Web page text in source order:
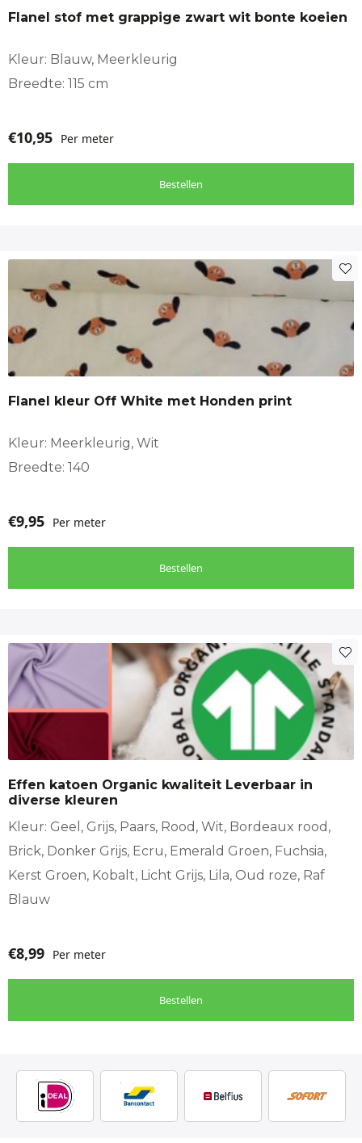
Flanel stof met grappige zwart wit bonte koeien
Kleur: Blauw, Meerkleurig
Breedte: 115 cm
€10,95 Per meter
Bestellen
Flanel kleur Off White met Honden print
Kleur: Meerkleurig, Wit
Breedte: 140
€9,95 Per meter
Bestellen
Effen katoen Organic kwaliteit Leverbaar in
diverse kleuren
Kleur: Geel, Grijs, Paars, Rood, Wit, Bordeaux rood,
Brick, Donker Grijs, Ecru, Emerald Groen, Fuchsia,
Kerst Groen, Kobalt, Licht Grijs, Lila, Oud roze, Raf
Blauw
€8,99 Per meter
Bestellen
Dit
product
heeft
meerdere
variaties.
Deze
kan
gekozen
worden
op
productpagina